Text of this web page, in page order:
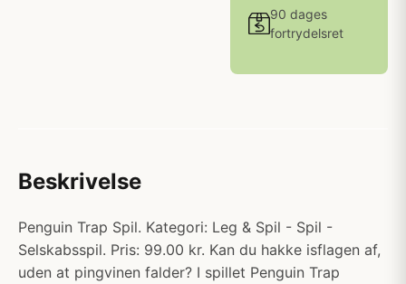
90 dages
fortrydelsret
Beskrivelse
Penguin Trap Spil. Kategori: Leg & Spil - Spil -
Selskabsspil. Pris: 99.00 kr. Kan du hakke isflagen af,
uden at pingvinen falder? I spillet Penguin Trap